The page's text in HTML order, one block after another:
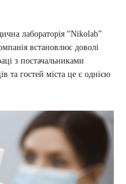
лабораторія “Nikolab”
встановлює доволі
з постачальниками
та гостей міста це є однією